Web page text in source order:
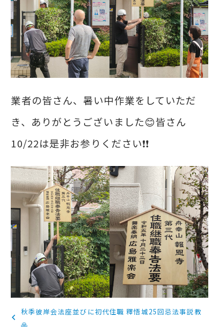
業者の皆さん、暑い中作業をしていただ
き、ありがとうございました😊皆さん
10/22は是非お参りください❗❗
稿
秋季彼岸会法座並びに初代住職 釋悟城25回忌法事説教
🙏